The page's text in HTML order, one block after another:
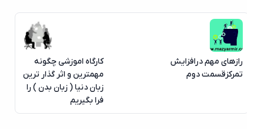
رازهای مهم درافزایش
تمرکزقسمت دوم
کارگاه اموزشی چگونه
مهمترین و اثر گذار ترین
زبان دنیا ( زبان بدن ) را
فرا بگیریم